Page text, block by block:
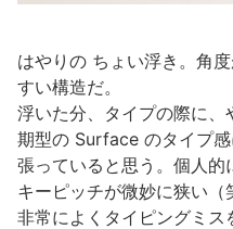
はやりの ちょい浮き。角
すい構造だ。
浮いた分、タイプの際に
期型の Surface のタイプ
張っていると思う。個人的
キーピッチが微妙に狭い（
非常によくタイピングミ